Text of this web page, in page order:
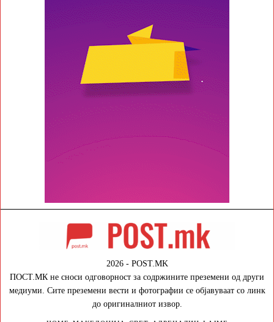
2026 - POST.MK
ПОСТ.МК не сноси одговорност за содржините преземени од други
медиуми. Сите преземени вести и фотографии се објавуваат со линк
до оригиналниот извор.